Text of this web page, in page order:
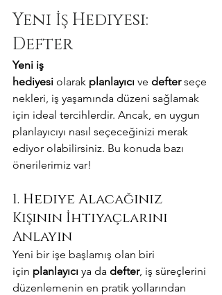
Yeni İş Hediyesi:
Defter
Yeni iş
hediyesi olarak planlayıcı ve defter seçe
nekleri, iş yaşamında düzeni sağlamak
için ideal tercihlerdir. Ancak, en uygun
planlayıcıyı nasıl seçeceğinizi merak
ediyor olabilirsiniz. Bu konuda bazı
önerilerimiz var!
1. Hediye Alacağınız
Kişinin İhtiyaçlarını
Anlayın
Yeni bir işe başlamış olan biri
için planlayıcı ya da defter, iş süreçlerini
düzenlemenin en pratik yollarından